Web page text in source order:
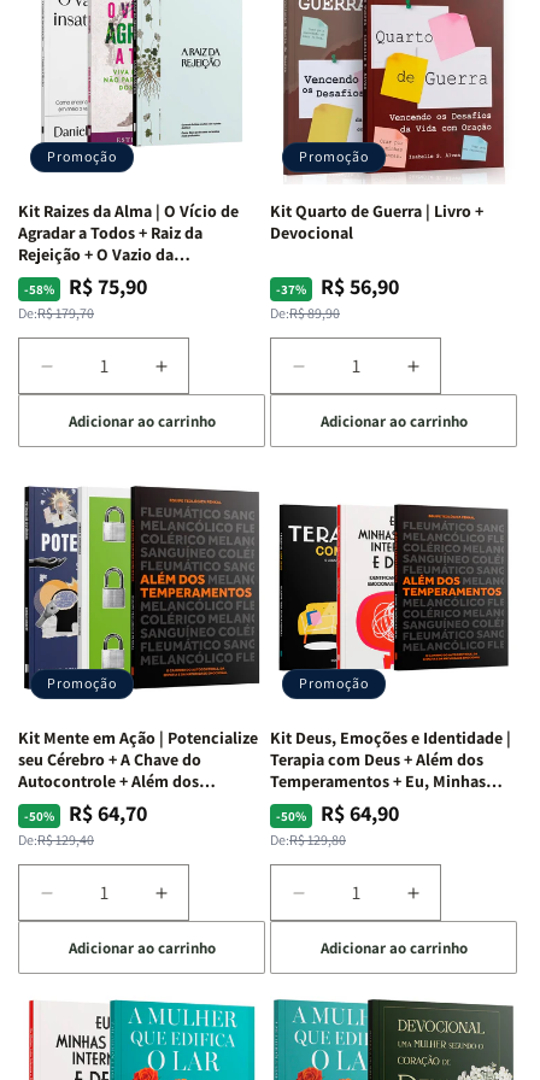
Promoção
Kit Raizes da Alma | O Vício de
Agradar a Todos + Raiz da
Rejeição + O Vazio da
Insatisfação.
-58%
Preço
normal
De:R$ 179,70
Preço
promocional
R$ 75,90
Diminuir
a
quantidade
de
Raizes
da
Alma
|
O
Vício
Agradar
a
Todos
+
Raiz
da
Rejeição
Insatisfação.
Aumentar
a
quantidade
de
Raizes
da
Alma
|
O
Vício
de
Agradar
Todos
+
Raiz
O
Insatisfação.
Adicionar ao carrinho
Promoção
Kit Quarto de Guerra | Livro +
Devocional
-37%
Preço
normal
De:R$ 89,90
Preço
promocional
R$ 56,90
Diminuir
a
quantidade
de
Quarto
de
Guerra
Livro
+
Devocional
Aumentar
a
quantidade
de
Quarto
de
Guerra
|
Livro
+
Devocional
Adicionar ao carrinho
Promoção
Kit Mente em Ação | Potencialize
seu Cérebro + A Chave do
Autocontrole + Além dos
Temperamentos
-50%
Preço
normal
De:R$ 129,40
Preço
promocional
R$ 64,70
Diminuir
a
quantidade
de
Mente
em
Aumentar
a
quantidade
de
Kit
Mente
em
Adicionar ao carrinho
Promoção
Kit Deus, Emoções e Identidade |
Terapia com Deus + Além dos
Temperamentos + Eu, Minhas
Feridas e Deus
-50%
Preço
normal
De:R$ 129,80
Preço
promocional
R$ 64,90
Diminuir
a
quantidade
de
Kit
Deus,
Emoções
Aumentar
a
quantidade
de
Kit
Deus,
Emoções
Adicionar ao carrinho